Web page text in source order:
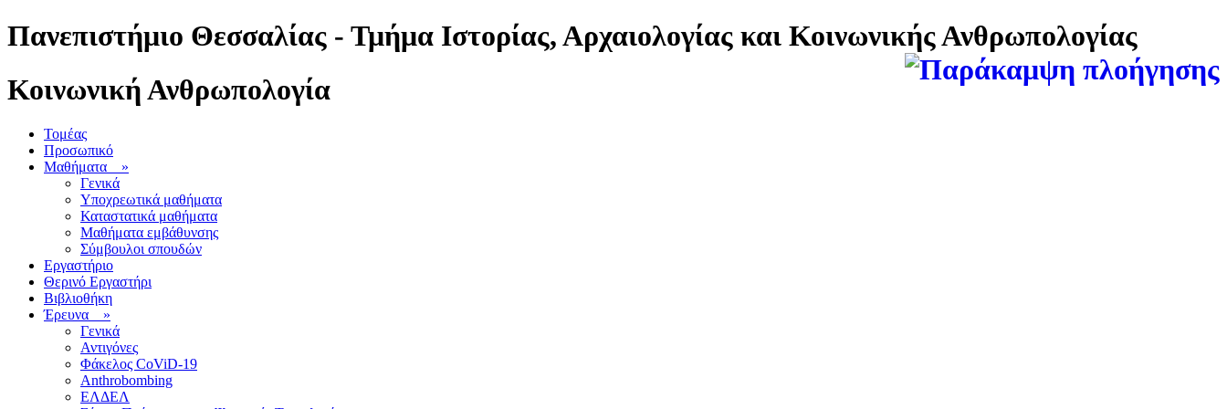
Πανεπιστήμιο Θεσσαλίας - Τμήμα Ιστορίας, Αρχαιολογίας και Κοινωνικής Ανθρωπολογίας
Κοινωνική Ανθρωπολογία
Τομέας
Προσωπικό
Μαθήματα »
Γενικά
Υποχρεωτικά μαθήματα
Καταστατικά μαθήματα
Μαθήματα εμβάθυνσης
Σύμβουλοι σπουδών
Εργαστήριο
Θερινό Εργαστήρι
Βιβλιοθήκη
Έρευνα »
Γενικά
Αντιγόνες
Φάκελος CoViD-19
Anthrobombing
ΕΛΔΕΛ